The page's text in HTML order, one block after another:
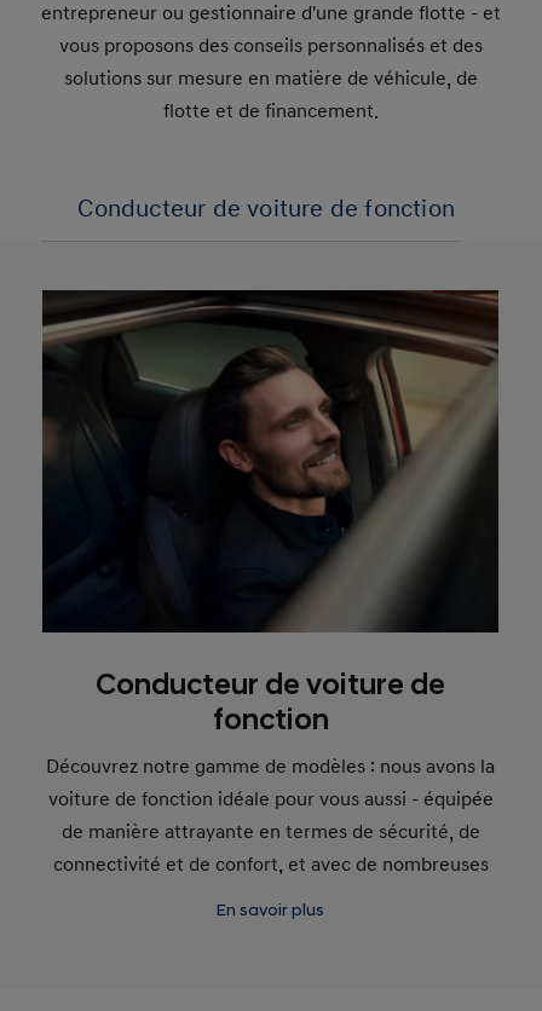
entrepreneur ou gestionnaire d'une grande flotte - et
vous proposons des conseils personnalisés et des
solutions sur mesure en matière de véhicule, de
flotte et de financement.
Conducteur de voiture de fonction
Conducteur de voiture de
fonction
Découvrez notre gamme de modèles : nous avons la
voiture de fonction idéale pour vous aussi - équipée
de manière attrayante en termes de sécurité, de
connectivité et de confort, et avec de nombreuses
En savoir plus